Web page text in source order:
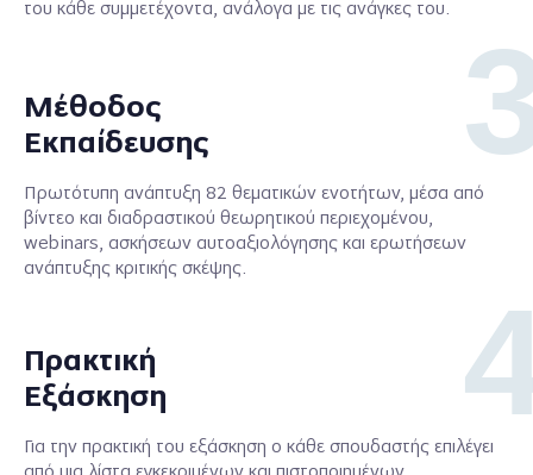
του κάθε συμμετέχοντα, ανάλογα με τις ανάγκες του.
Μέθοδος
Εκπαίδευσης
Πρωτότυπη ανάπτυξη 82 θεματικών ενοτήτων, μέσα από
βίντεο και διαδραστικού θεωρητικού περιεχομένου,
webinars, ασκήσεων αυτοαξιολόγησης και ερωτήσεων
ανάπτυξης κριτικής σκέψης.
Πρακτική
Εξάσκηση
Για την πρακτική του εξάσκηση ο κάθε σπουδαστής επιλέγει